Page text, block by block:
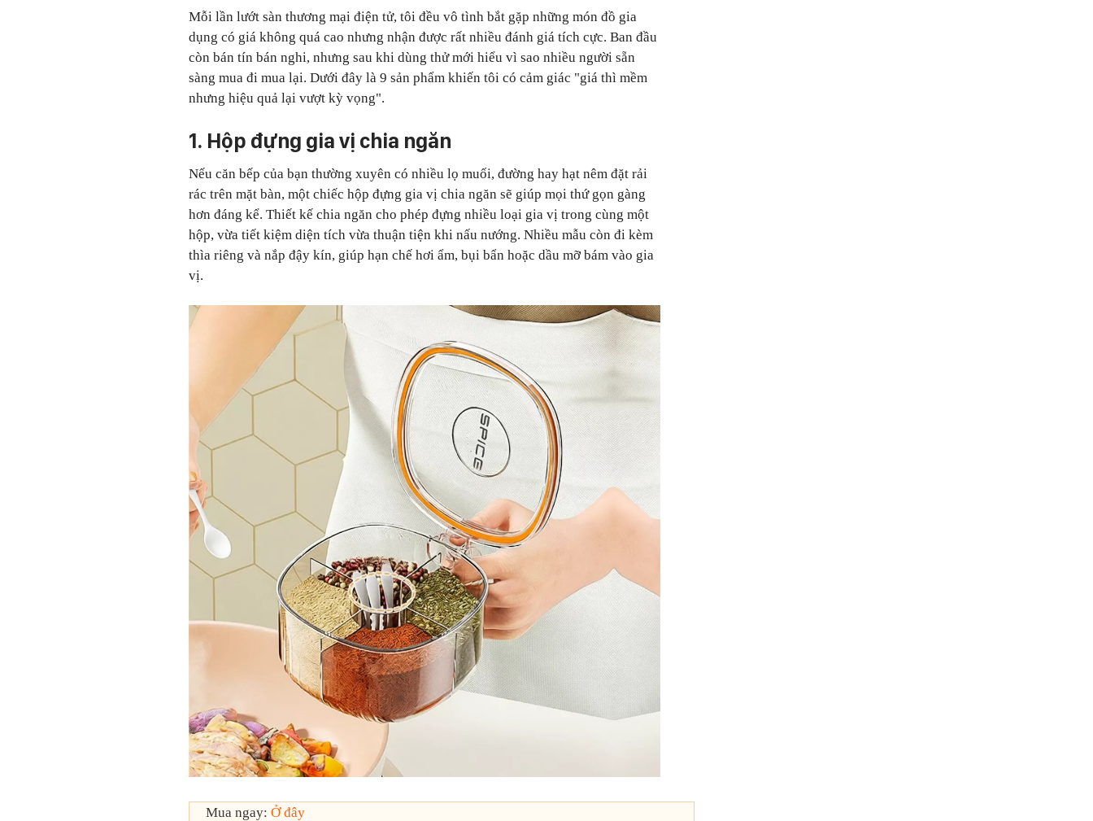
Mỗi lần lướt sàn thương mại điện tử, tôi đều vô tình bắt gặp những món đồ gia
dụng có giá không quá cao nhưng nhận được rất nhiều đánh giá tích cực. Ban đầu
còn bán tín bán nghi, nhưng sau khi dùng thử mới hiểu vì sao nhiều người sẵn
sàng mua đi mua lại. Dưới đây là 9 sản phẩm khiến tôi có cảm giác "giá thì mềm
nhưng hiệu quả lại vượt kỳ vọng".
1. Hộp đựng gia vị chia ngăn
Nếu căn bếp của bạn thường xuyên có nhiều lọ muối, đường hay hạt nêm đặt rải
rác trên mặt bàn, một chiếc hộp đựng gia vị chia ngăn sẽ giúp mọi thứ gọn gàng
hơn đáng kể. Thiết kế chia ngăn cho phép đựng nhiều loại gia vị trong cùng một
hộp, vừa tiết kiệm diện tích vừa thuận tiện khi nấu nướng. Nhiều mẫu còn đi kèm
thìa riêng và nắp đậy kín, giúp hạn chế hơi ẩm, bụi bẩn hoặc dầu mỡ bám vào gia
vị.
Mua ngay: Ở đây